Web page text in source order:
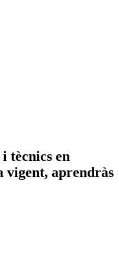
tècnics en
vigent, aprendràs